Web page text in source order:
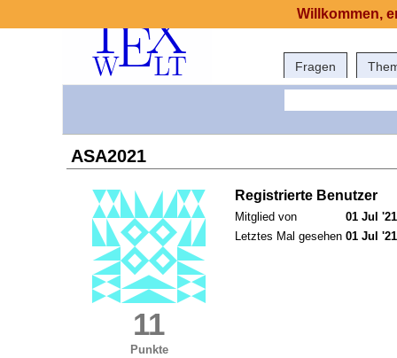
Fragen
ASA2021
11
Punkte
Registrierte Benutzer
Mitglied von
01 Jul
Letztes Mal gesehen 01 Jul
Willkommen,